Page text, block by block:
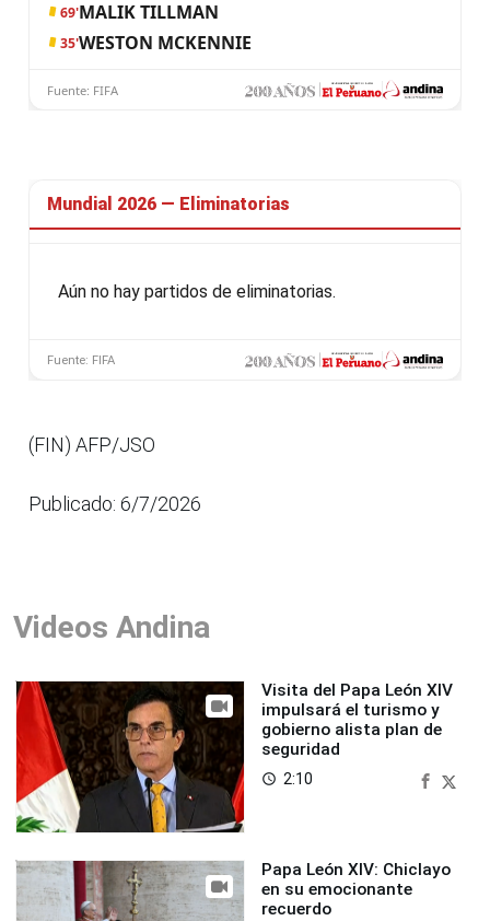
(FIN) AFP/JSO
Publicado: 6/7/2026
Videos Andina
Visita del Papa León XIV
impulsará el turismo y
gobierno alista plan de
seguridad
access_time 2:10
Papa León XIV: Chiclayo
en su emocionante
recuerdo